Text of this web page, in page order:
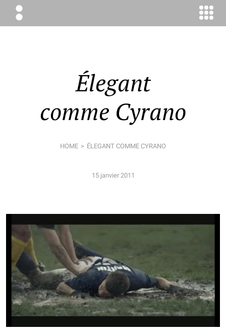
ÉLODIE
BOYER
Élegant
comme Cyrano
HOME ÉLEGANT COMME CYRANO
15 janvier 2011